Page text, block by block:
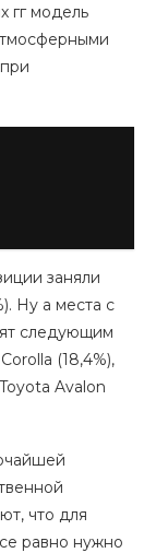
гг модель
заняли
Ну а места с
следующим
(18,4%),
Avalon
что для
равно нужно